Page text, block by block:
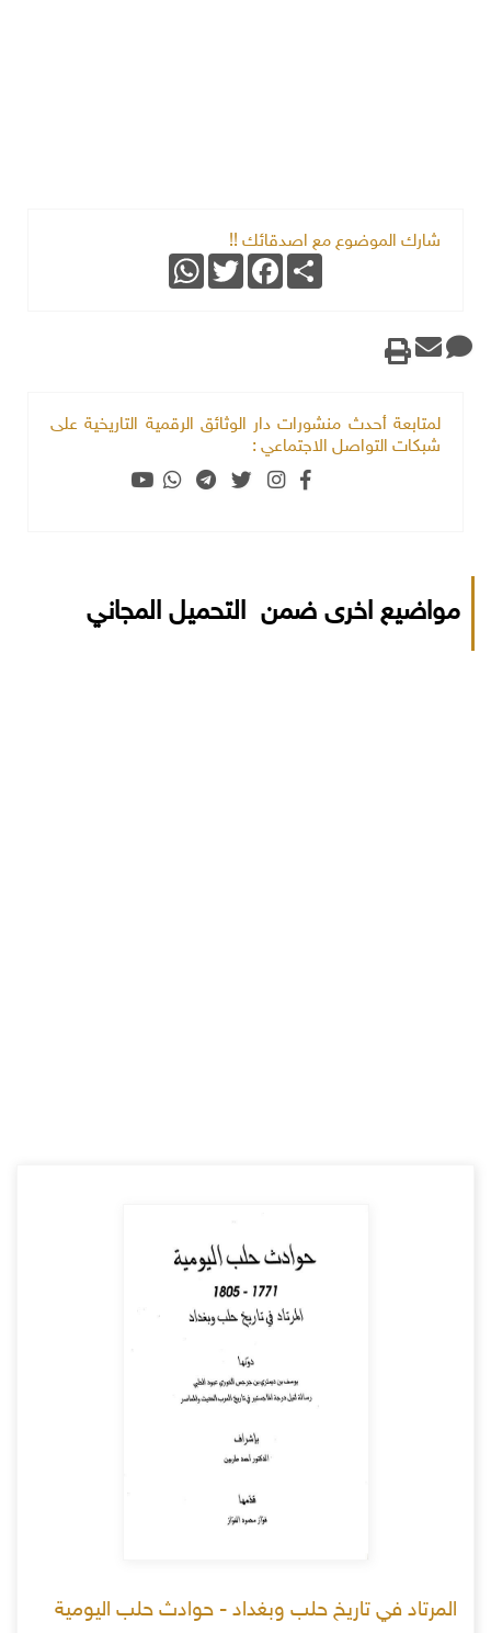
شارك الموضوع مع اصدقائك !!
Share
Facebook
Twitter
WhatsApp
لمتابعة أحدث منشورات دار الوثائق الرقمية التاريخية على
شبكات التواصل الاجتماعي :
مواضيع اخرى ضمن التحميل المجاني
المرتاد في تاريخ حلب وبغداد - حوادث حلب اليومية